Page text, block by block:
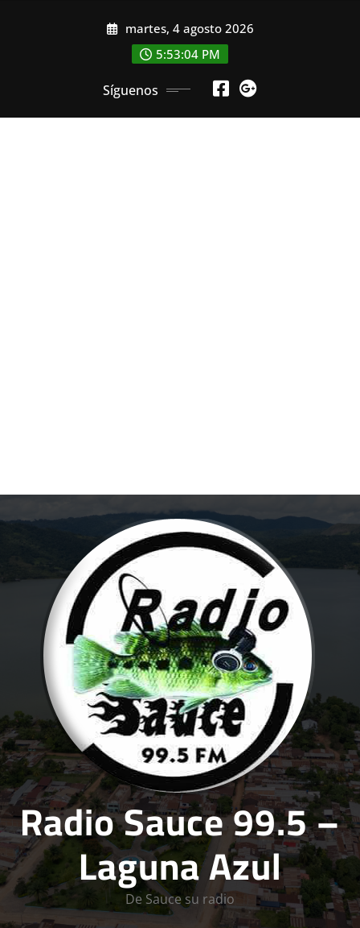
martes, 4 agosto 2026
5:53:06 PM
Síguenos
Radio Sauce 99.5 –
Laguna Azul
De Sauce su radio